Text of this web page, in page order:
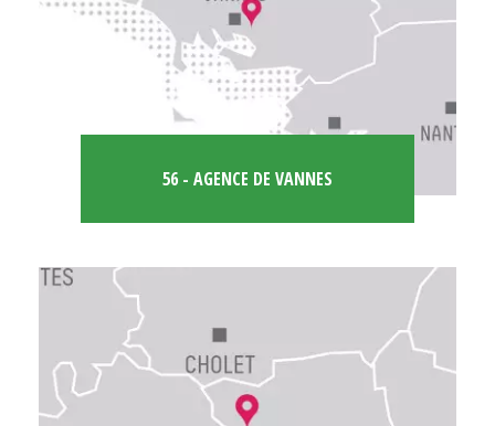
56 - AGENCE DE VANNES